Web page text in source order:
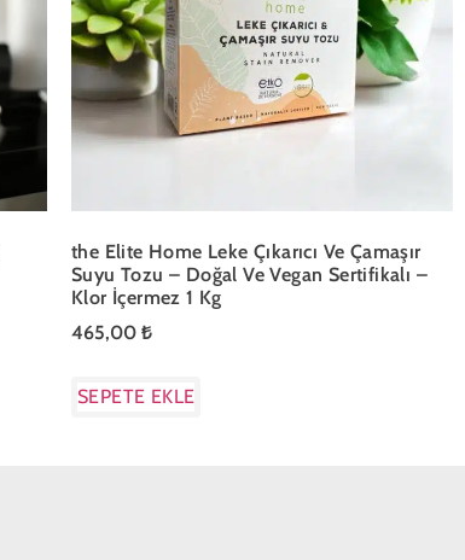
the Elite Home Leke Çıkarıcı Ve Çamaşır
Suyu Tozu – Doğal Ve Vegan Sertifikalı –
Klor İçermez 1 Kg
465,00 ₺
SEPETE EKLE